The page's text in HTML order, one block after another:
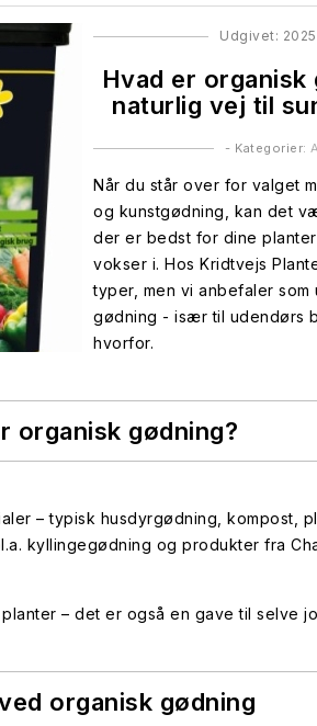
Udgivet:
Hvad er organisk
naturlig vej til
- Kategorier:
Når du står over for valget
og kunstgødning, kan det
der er bedst for dine
vokser i. Hos Kridtvejs
typer, men vi anbefaler
gødning - især til udendørs
hvorfor.
organisk gødning?
– typisk husdyrgødning, kompost,
kyllingegødning og produkter fra
– det er også en gave til selve
organisk gødning